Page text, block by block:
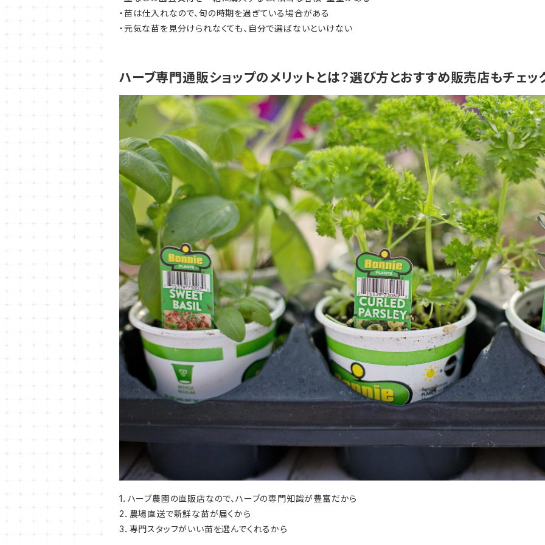
・苗は仕入れなので、旬の時期を過ぎている場合がある
・元気な苗を見分けられなくても、自分で選ばないといけない
ハーブ専門通販ショップのメリットとは？選び方とおすすめ販売店もチェッ
1．ハーブ農園の直販店なので、ハーブの専門知識が豊富だから
2．農場直送で新鮮な苗が届くから
3．専門スタッフがいい苗を選んでくれるから